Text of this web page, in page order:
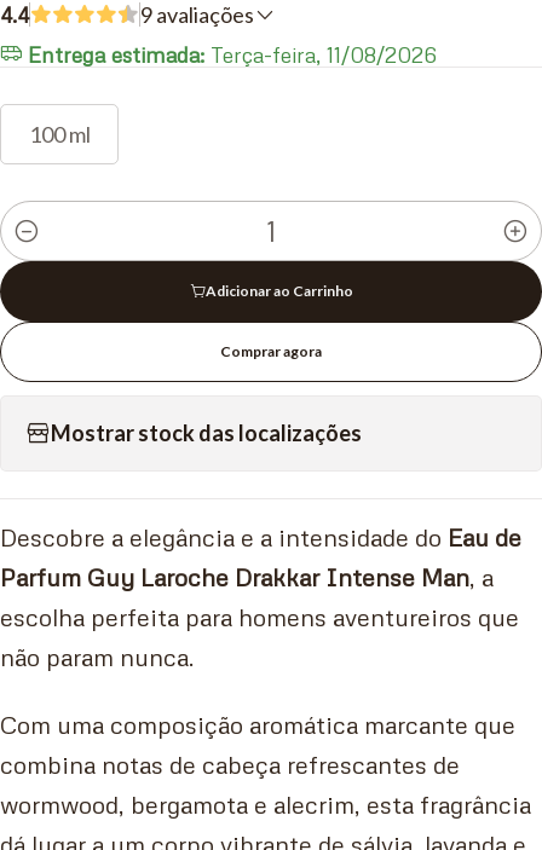
4.4
9 avaliações
Entrega estimada: Terça-feira, 11/08/2026
100 ml
Quantidade
Adicionar ao Carrinho
Comprar agora
Mostrar stock das localizações
Descobre a elegância e a intensidade do Eau de
Parfum Guy Laroche Drakkar Intense Man, a
escolha perfeita para homens aventureiros que
não param nunca.
Com uma composição aromática marcante que
combina notas de cabeça refrescantes de
wormwood, bergamota e alecrim, esta fragrância
dá lugar a um corpo vibrante de sálvia, lavanda e